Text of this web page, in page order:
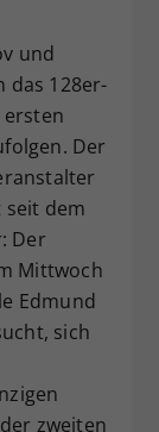
und
das 128er-
ersten
Der
dem
Der
Mittwoch
Edmund
sich
zweiten